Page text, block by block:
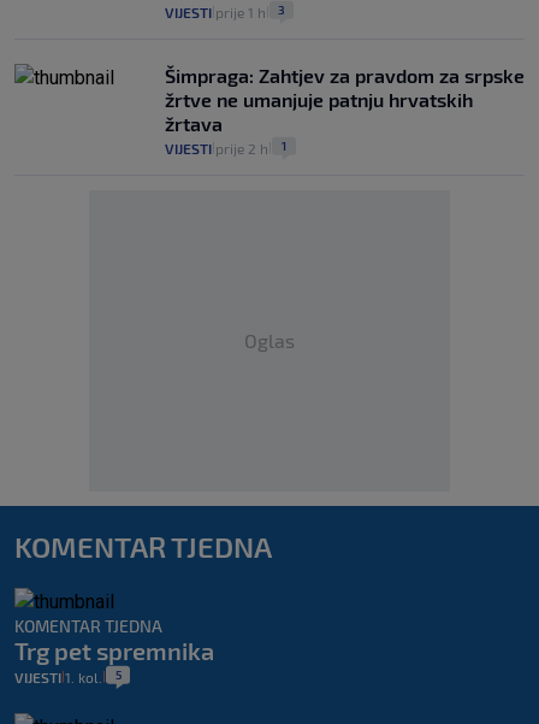
VIJESTI prije 1 h 3
Šimpraga: Zahtjev za pravdom za srpske
žrtve ne umanjuje patnju hrvatskih
žrtava
VIJESTI prije 2 h 1
Oglas
KOMENTAR TJEDNA
KOMENTAR TJEDNA
Trg pet spremnika
VIJESTI 1. kol. 5